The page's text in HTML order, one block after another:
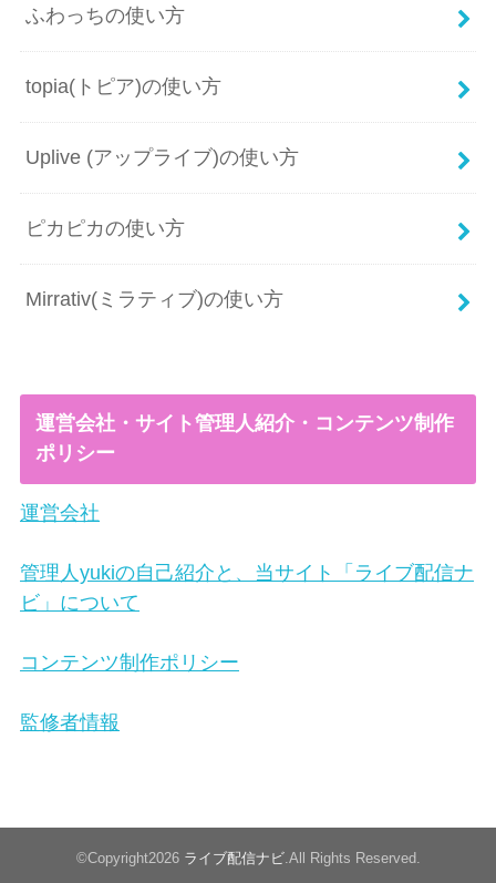
ふわっちの使い方
topia(トピア)の使い方
Uplive (アップライブ)の使い方
ピカピカの使い方
Mirrativ(ミラティブ)の使い方
運営会社・サイト管理人紹介・コンテンツ制作
ポリシー
運営会社
管理人yukiの自己紹介と、当サイト「ライブ配信ナ
ビ」について
コンテンツ制作ポリシー
監修者情報
©Copyright2026 ライブ配信ナビ.All Rights Reserved.